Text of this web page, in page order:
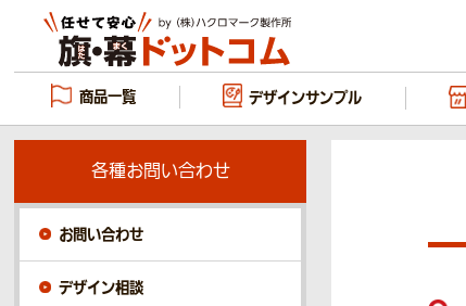
商品一覧 デザインサンプル
各種お問い合わせ
お問い合わせ
デザイン相談